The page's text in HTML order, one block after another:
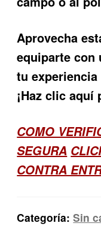
Aprovecha
equiparte con
tu
¡Haz clic aquí
COMO
SEGURA
CONTRA
Categoría:Sin